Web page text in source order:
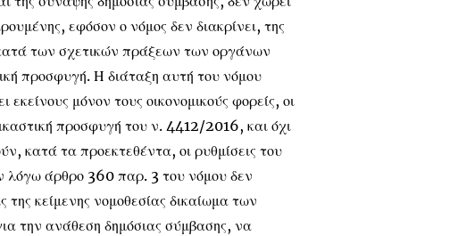
εφόσον ο νόμος δεν διακρίνει, της
των σχετικών πράξεων των οργάνων
προσφυγή. Η διάταξη αυτή του νόμου
μόνον τους οικονομικούς φορείς, οι
προσφυγή του ν. 4412/2016, και όχι
κατά τα προεκτεθέντα, οι ρυθμίσεις του
λόγω άρθρο 360 παρ. 3 του νόμου δεν
κείμενης νομοθεσίας δικαίωμα των
την ανάθεση δημόσιας σύμβασης, να